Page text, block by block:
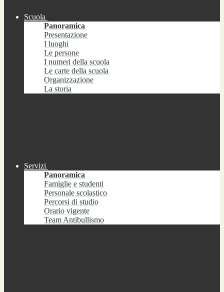
Scuola
Panoramica
Presentazione
I luoghi
Le persone
I numeri della scuola
Le carte della scuola
Organizzazione
La storia
Servizi
Panoramica
Famiglie e studenti
Personale scolastico
Percorsi di studio
Orario vigente
Team Antibullismo